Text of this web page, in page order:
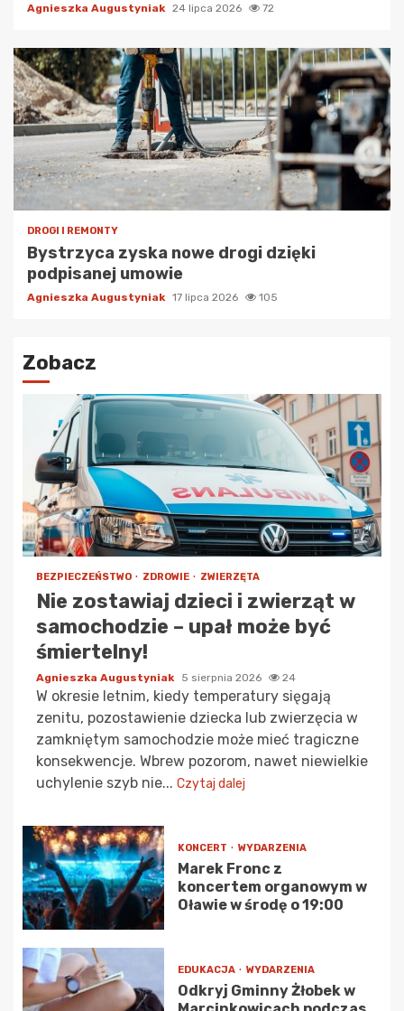
Agnieszka Augustyniak 24 lipca 2026 72
DROGI I REMONTY
Bystrzyca zyska nowe drogi dzięki
podpisanej umowie
Agnieszka Augustyniak 17 lipca 2026 105
Zobacz
BEZPIECZEŃSTWO ZDROWIE ZWIERZĘTA
Nie zostawiaj dzieci i zwierząt w
samochodzie – upał może być
śmiertelny!
Agnieszka Augustyniak 5 sierpnia 2026 24
W okresie letnim, kiedy temperatury sięgają
zenitu, pozostawienie dziecka lub zwierzęcia w
zamkniętym samochodzie może mieć tragiczne
konsekwencje. Wbrew pozorom, nawet niewielkie
uchylenie szyb nie... Czytaj dalej
KONCERT WYDARZENIA
Marek Fronc z
koncertem organowym w
Oławie w środę o 19:00
EDUKACJA WYDARZENIA
Odkryj Gminny Żłobek w